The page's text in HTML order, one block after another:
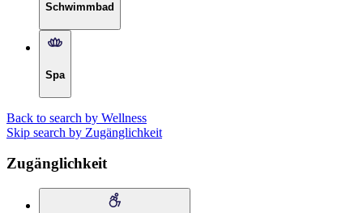
Schwimmbad
Spa
Back to search by Wellness
Skip search by Zugänglichkeit
Zugänglichkeit